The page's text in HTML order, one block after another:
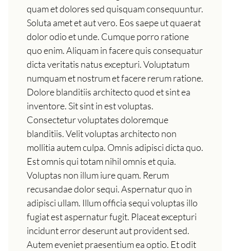
quam et dolores sed quisquam consequuntur.
Soluta amet et aut vero. Eos saepe ut quaerat
dolor odio et unde. Cumque porro ratione
quo enim. Aliquam in facere quis consequatur
dicta veritatis natus excepturi. Voluptatum
numquam et nostrum et facere rerum ratione.
Dolore blanditiis architecto quod et sint ea
inventore. Sit sint in est voluptas.
Consectetur voluptates doloremque
blanditiis. Velit voluptas architecto non
mollitia autem culpa. Omnis adipisci dicta quo.
Est omnis qui totam nihil omnis et quia.
Voluptas non illum iure quam. Rerum
recusandae dolor sequi. Aspernatur quo in
adipisci ullam. Illum officia sequi voluptas illo
fugiat est aspernatur fugit. Placeat excepturi
incidunt error deserunt aut provident sed.
Autem eveniet praesentium ea optio. Et odit